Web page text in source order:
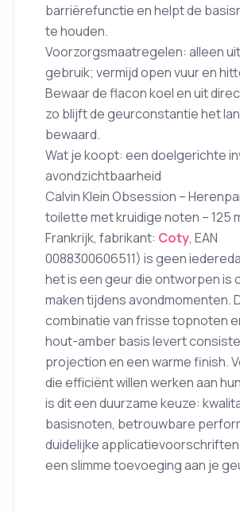
barriërefunctie en helpt de
te houden.
Voorzorgsmaatregelen: alleen
gebruik; vermijd open vuur en
Bewaar de flacon koel en uit
zo blijft de geurconstantie het
bewaard.
Wat je koopt: een doelgerichte
avondzichtbaarheid
Calvin Klein Obsession –
toilette met kruidige noten – 125
Frankrijk, fabrikant: Coty, EAN
0088300606511) is geen
het is een geur die ontworpen is
maken tijdens avondmomenten.
combinatie van frisse topnoten
hout-amber basis levert
projection en een warme finish.
die efficiënt willen werken aan
is dit een duurzame keuze:
basisnoten, betrouwbare
duidelijke
een slimme toevoeging aan je